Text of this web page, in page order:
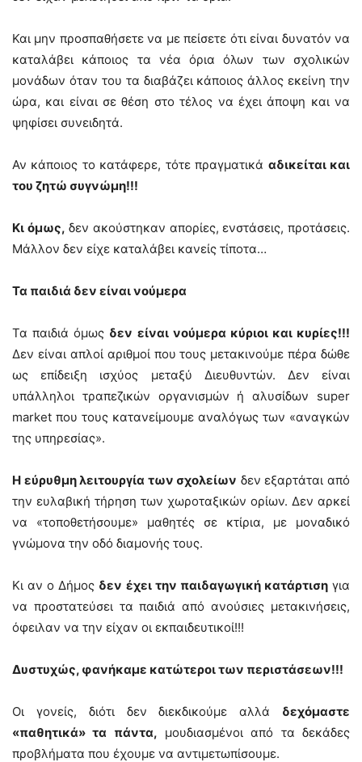
Και μην προσπαθήσετε να με πείσετε ότι είναι δυνατόν να
καταλάβει κάποιος τα νέα όρια όλων των σχολικών
μονάδων όταν του τα διαβάζει κάποιος άλλος εκείνη την
ώρα, και είναι σε θέση στο τέλος να έχει άποψη και να
ψηφίσει συνειδητά.
Αν κάποιος το κατάφερε, τότε πραγματικά αδικείται και
του ζητώ συγνώμη!!!
Κι όμως, δεν ακούστηκαν απορίες, ενστάσεις, προτάσεις.
Μάλλον δεν είχε καταλάβει κανείς τίποτα…
Τα παιδιά δεν είναι νούμερα
Τα παιδιά όμως δεν είναι νούμερα κύριοι και κυρίες!!!
Δεν είναι απλοί αριθμοί που τους μετακινούμε πέρα δώθε
ως επίδειξη ισχύος μεταξύ Διευθυντών. Δεν είναι
υπάλληλοι τραπεζικών οργανισμών ή αλυσίδων super
market που τους κατανείμουμε αναλόγως των «αναγκών
της υπηρεσίας».
Η εύρυθμη λειτουργία των σχολείων δεν εξαρτάται από
την ευλαβική τήρηση των χωροταξικών ορίων. Δεν αρκεί
να «τοποθετήσουμε» μαθητές σε κτίρια, με μοναδικό
γνώμονα την οδό διαμονής τους.
Κι αν ο Δήμος δεν έχει την παιδαγωγική κατάρτισηγια
να προστατεύσει τα παιδιά από ανούσιες μετακινήσεις,
όφειλαν να την είχαν οι εκπαιδευτικοί!!!
Δυστυχώς, φανήκαμε κατώτεροι των περιστάσεων!!!
Οι γονείς, διότι δεν διεκδικούμε αλλά δεχόμαστε
«παθητικά» τα πάντα, μουδιασμένοι από τα δεκάδες
προβλήματα που έχουμε να αντιμετωπίσουμε.